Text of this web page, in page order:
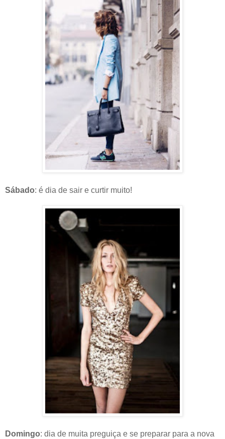
Sábado: é dia de sair e curtir muito!
Domingo: dia de muita preguiça e se preparar para a nova